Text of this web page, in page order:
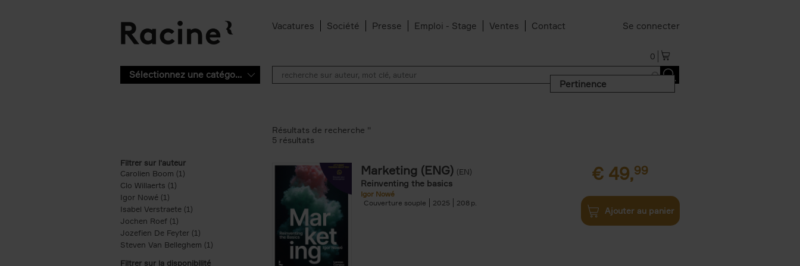
Vacatures Société Presse Emploi - Stage Ventes Contact Se connecter
0
Sélectionnez une catégorie
Pertinence
Filtrer sur l'auteur
Carolien Boom (1)
Clo Willaerts (1)
Igor Nowé (1)
Isabel Verstraete (1) Apply Isabel Verstraete filter
Jochen Roef (1)
Jozefien De Feyter (1) Apply Jozefien De Feyter filter
Steven Van Belleghem (1) Apply Steven Van Belleghem filter
Filtrer sur la disponibilité
Résultats de recherche ''
5 résultats
Marketing (ENG) (EN)
Reinventing the basics
Igor Nowé
Couverture souple
2025 208
€ 49,99
Ajouter au panier